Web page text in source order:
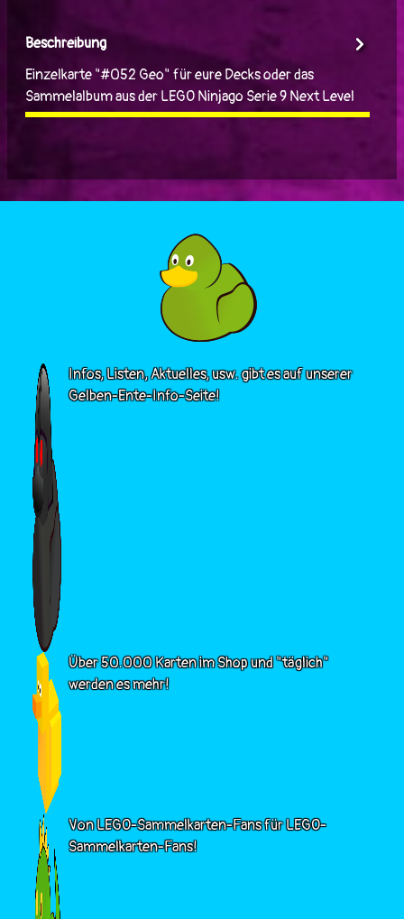
Beschreibung
Einzelkarte "#052 Geo" für eure Decks oder das
Sammelalbum aus der LEGO Ninjago Serie 9 Next Level
Infos, Listen, Aktuelles, usw. gibt es auf unserer
Gelben-Ente-Info-Seite!
Über 50.000 Karten im Shop und "täglich"
werden es mehr!
Von LEGO-Sammelkarten-Fans für LEGO-
Sammelkarten-Fans!